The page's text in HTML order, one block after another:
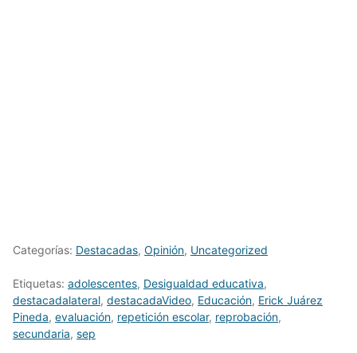
Categorías: Destacadas, Opinión, Uncategorized
Etiquetas: adolescentes, Desigualdad educativa,
destacadalateral, destacadaVideo, Educación, Erick Juárez
Pineda, evaluación, repetición escolar, reprobación,
secundaria, sep